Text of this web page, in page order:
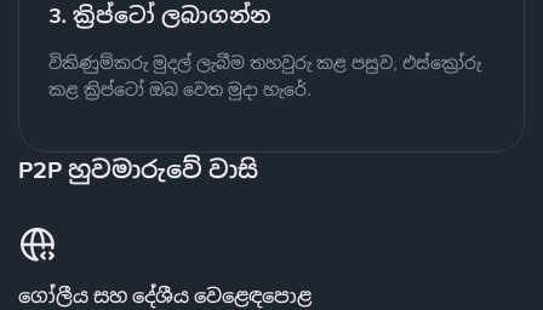
3. ක්‍රිප්ටෝ ලබාගන්න
විකිණුම්කරු මුදල් ලැබීම තහවුරු කළ පසුව, එස්ක්‍රෝරු
කළ ක්‍රිප්ටෝ ඔබ වෙත මුදා හැරේ.
P2P හුවමාරුවේ වාසි
ගෝලීය සහ දේශීය වෙළෙඳපොළ